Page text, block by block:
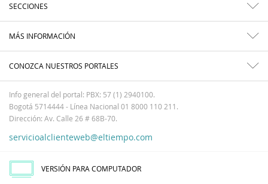
SECCIONES
MÁS INFORMACIÓN
CONOZCA NUESTROS PORTALES
Info general del portal: PBX: 57 (1) 2940100.
Bogotá 5714444 - Línea Nacional 01 8000 110 211.
Dirección: Av. Calle 26 # 68B-70.
servicioalclienteweb@eltiempo.com
VERSIÓN PARA COMPUTADOR